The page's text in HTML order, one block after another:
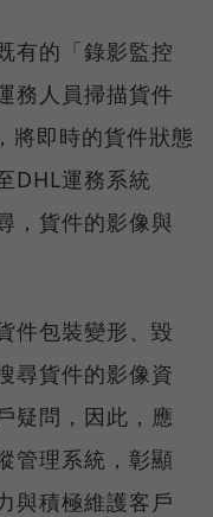
有的「錄影監控
務人員掃描貨件
即時的貨件狀態
DHL運務系統
，貨件的影像與
件包裝變形、毀
尋貨件的影像資
疑問，因此，應
管理系統，彰顯
與積極維護客戶